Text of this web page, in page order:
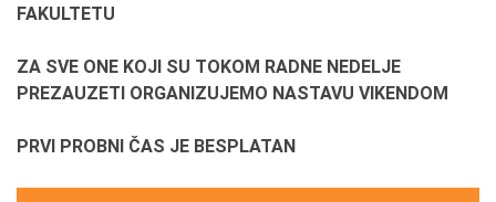
FAKULTETU
ZA SVE ONE KOJI SU TOKOM RADNE NEDELJE
PREZAUZETI ORGANIZUJEMO NASTAVU VIKENDOM
PRVI PROBNI ČAS JE BESPLATAN